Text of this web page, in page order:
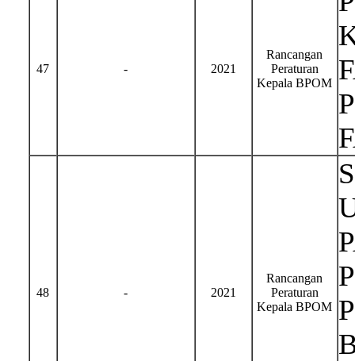
47 - 2021
Rancangan
Peraturan
Kepala BPOM
48 - 2021
Rancangan
Peraturan
Kepala BPOM